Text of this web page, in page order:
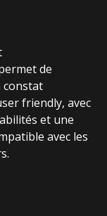
de
constat
friendly, avec
et une
avec les